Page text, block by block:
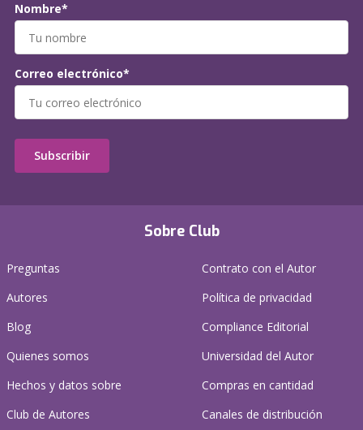
Sobre Club
Preguntas
Autores
Blog
Quienes somos
Hechos y datos sobre
Club de Autores
Contrato con el Autor
Política de privacidad
Compliance Editorial
Universidad del Autor
Compras en cantidad
Canales de distribución
Nombre*
Correo electrónico*
Subscribir